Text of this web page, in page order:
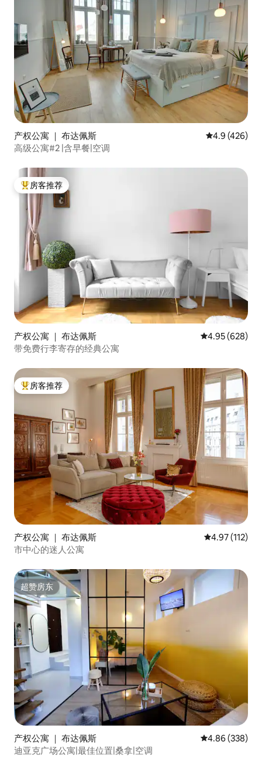
产权公寓 ｜ 布达佩斯 平均评分 4.9
4.9 (426)
高级公寓#2 |含早餐|空调
热门「房客推荐」
房客推荐
产权公寓 ｜ 布达佩斯 平均评分 4.95
4.95 (628)
带免费行李寄存的经典公寓
热门「房客推荐」
房客推荐
产权公寓 ｜ 布达佩斯 平均评分 4.97
4.97 (112)
市中心的迷人公寓
超赞房东
超赞房东
产权公寓 ｜ 布达佩斯 平均评分 4.86
4.86 (338)
迪亚克广场公寓|最佳位置|桑拿|空调